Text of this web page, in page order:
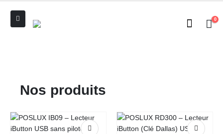
0
Nos produits